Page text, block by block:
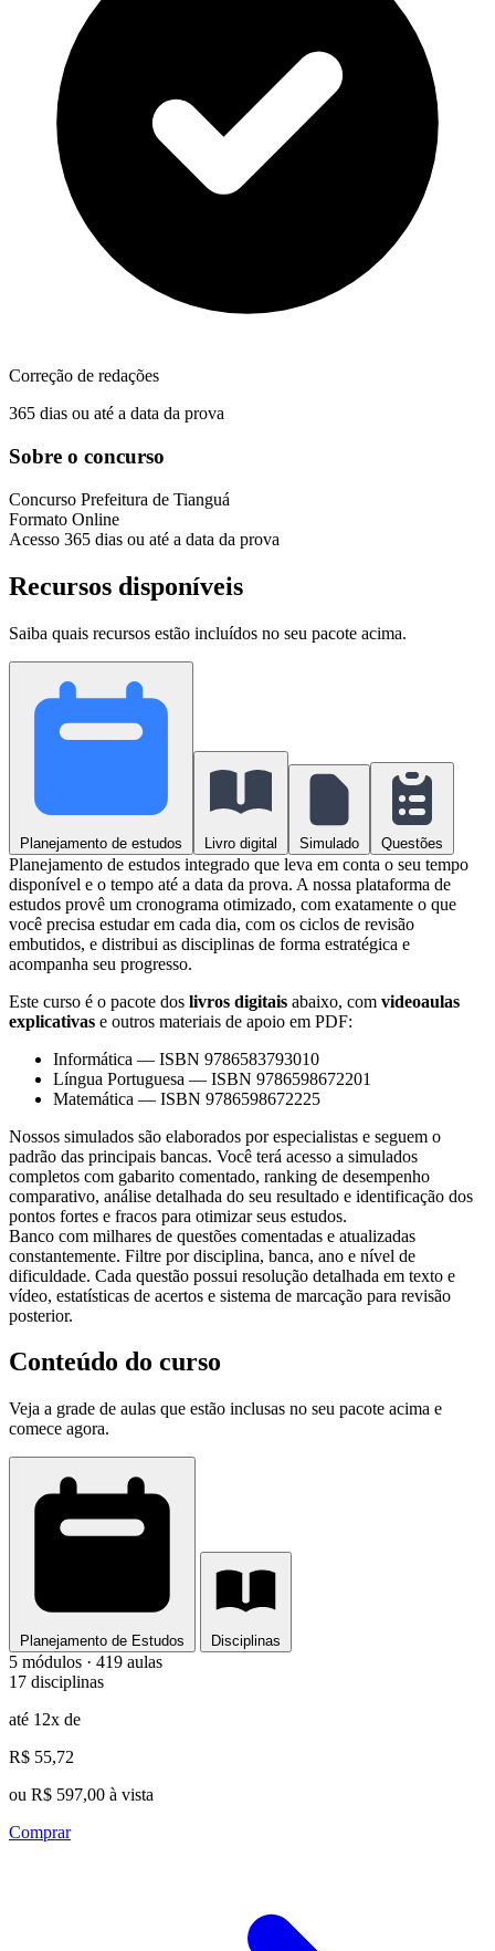
Correção de redações
365 dias ou até a data da prova
Sobre o concurso
Concurso Prefeitura de Tianguá
Formato Online
Acesso 365 dias ou até a data da prova
Recursos disponíveis
Saiba quais recursos estão incluídos no seu pacote acima.
Planejamento de estudos Livro digital Simulado Questões
Planejamento de estudos integrado que leva em conta o seu tempo
disponível e o tempo até a data da prova. A nossa plataforma de
estudos provê um cronograma otimizado, com exatamente o que
você precisa estudar em cada dia, com os ciclos de revisão
embutidos, e distribui as disciplinas de forma estratégica e
acompanha seu progresso.
Este curso é o pacote dos livros digitais abaixo, com videoaulas
explicativas e outros materiais de apoio em PDF:
Informática — ISBN 9786583793010
Língua Portuguesa — ISBN 9786598672201
Matemática — ISBN 9786598672225
Nossos simulados são elaborados por especialistas e seguem o
padrão das principais bancas. Você terá acesso a simulados
completos com gabarito comentado, ranking de desempenho
comparativo, análise detalhada do seu resultado e identificação dos
pontos fortes e fracos para otimizar seus estudos.
Banco com milhares de questões comentadas e atualizadas
constantemente. Filtre por disciplina, banca, ano e nível de
dificuldade. Cada questão possui resolução detalhada em texto e
vídeo, estatísticas de acertos e sistema de marcação para revisão
posterior.
Conteúdo do curso
Veja a grade de aulas que estão inclusas no seu pacote acima e
comece agora.
Planejamento de Estudos Disciplinas
5 módulos · 419 aulas
17 disciplinas
até 12x de
R$ 55,72
ou R$ 597,00 à vista
Comprar